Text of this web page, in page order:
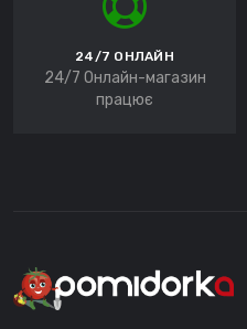
24/7 ОНЛАЙН
24/7 Онлайн-магазин
працює